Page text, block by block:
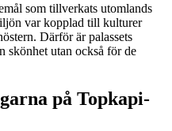
som tillverkats utomlands
var kopplad till kulturer
Därför är palassets
skönhet utan också för de
på Topkapi-